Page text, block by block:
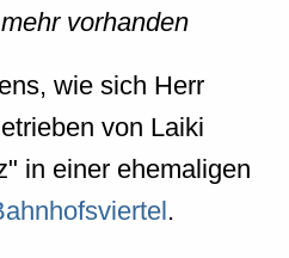
vorhanden
wie sich Herr
von Laiki
in einer ehemaligen
.